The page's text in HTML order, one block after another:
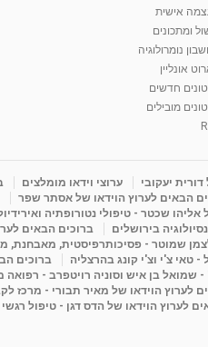
אישית
ומתכונים
נומרולוגיה
אונליין
חדשים
מובילים
יעקובי ערוצי וידאו מומלצים
הבאים לערוץ הוידאו של אסתר שפר
שכטר - טיפולי נטורופתיה
בירושלים
ברוכים הבאים
שמוטר - פסיכותרפיסטית, מאבחנת,
טאי צ'י וצ'י קונג בהרצליה
ברוכים
שמואל בן איש וסוניה רויטפרב -
לערוץ הוידאו של מאיר תבורי - מרכז
לערוץ הוידאו של הדס דגן - טיפול